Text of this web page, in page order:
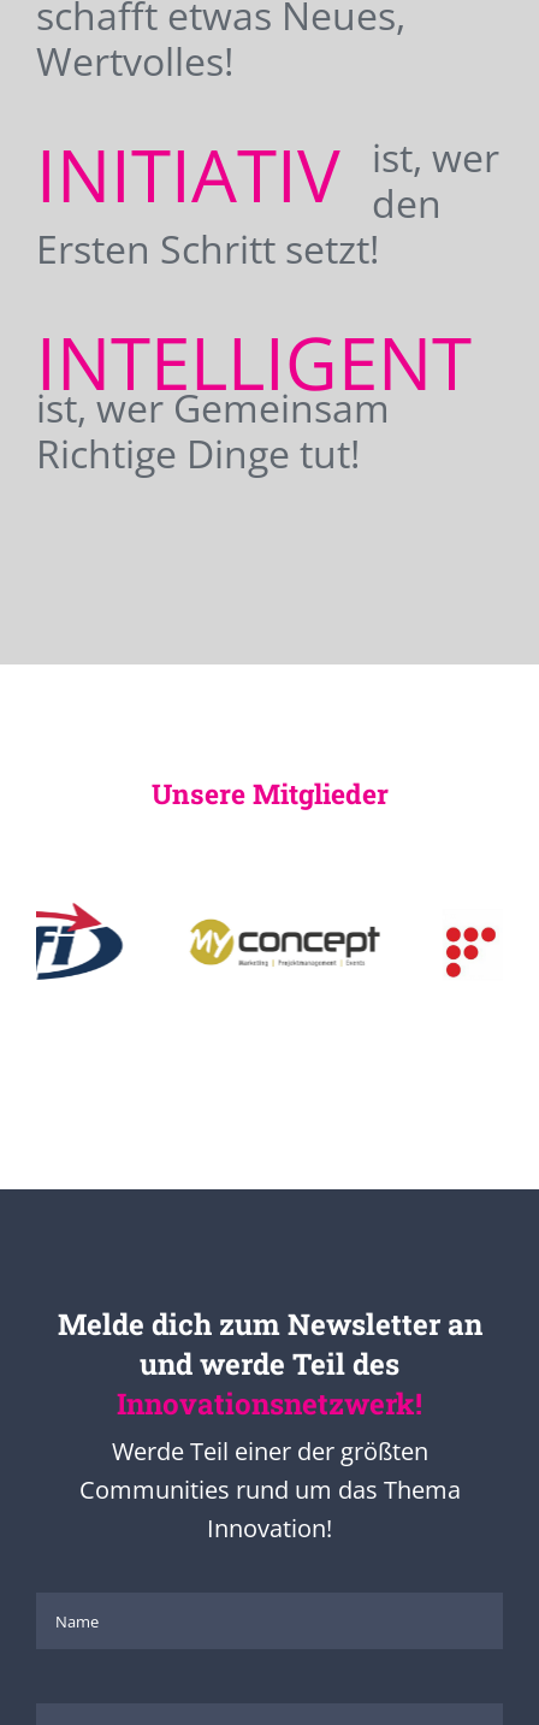
schafft etwas Neues,
Wertvolles!
INITIATIV
ist, wer
den
Ersten Schritt setzt!
INTELLIGENT
ist, wer Gemeinsam
Richtige Dinge tut!
Unsere Mitglieder
Melde dich zum Newsletter an
und werde Teil des
Innovationsnetzwerk!
Werde Teil einer der größten
Communities rund um das Thema
Innovation!